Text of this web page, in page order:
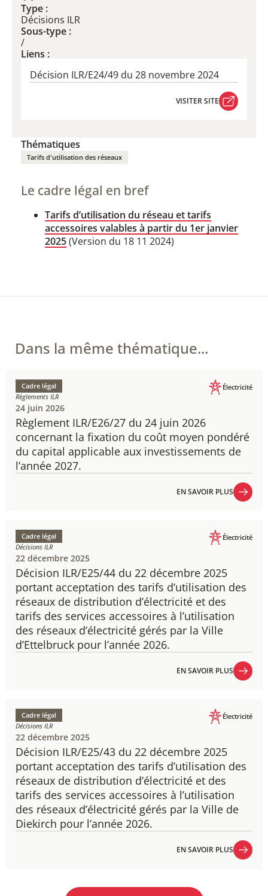
Type :
Décisions ILR
Sous-type :
/
Liens :
Décision ILR/E24/49 du 28 novembre 2024
VISITER SITE
Thématiques
Tarifs d'utilisation des réseaux
Le cadre légal en bref
Tarifs d’utilisation du réseau et tarifs
accessoires valables à partir du 1er janvier
2025(Version du 18 11 2024)
Dans la même thématique...
Règlement ILR/E26/27 du 24 juin 2026
concernant la fixation du coût moyen pondéré
du capital applicable aux investissements de
l’année 2027.
Cadre légal
Règlements ILR
Électricité
24 juin 2026
EN SAVOIR PLUS
Décision ILR/E25/44 du 22 décembre 2025
portant acceptation des tarifs d’utilisation des
réseaux de distribution d’électricité et des
tarifs des services accessoires à l’utilisation
des réseaux d’électricité gérés par la Ville
d’Ettelbruck pour l’année 2026.
Cadre légal
Décisions ILR
Électricité
22 décembre 2025
EN SAVOIR PLUS
Décision ILR/E25/43 du 22 décembre 2025
portant acceptation des tarifs d’utilisation des
réseaux de distribution d’électricité et des
tarifs des services accessoires à l’utilisation
des réseaux d’électricité gérés par la Ville de
Diekirch pour l’année 2026.
Cadre légal
Décisions ILR
Électricité
22 décembre 2025
EN SAVOIR PLUS